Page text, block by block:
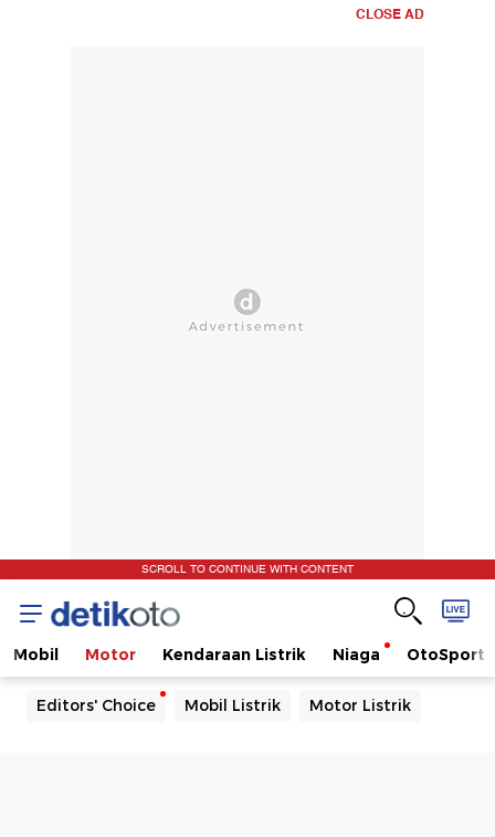
CLOSE AD
SCROLL TO CONTINUE WITH CONTENT
Mobil Motor Kendaraan Listrik Niaga OtoSport
Editors' Choice Mobil Listrik Motor Listrik